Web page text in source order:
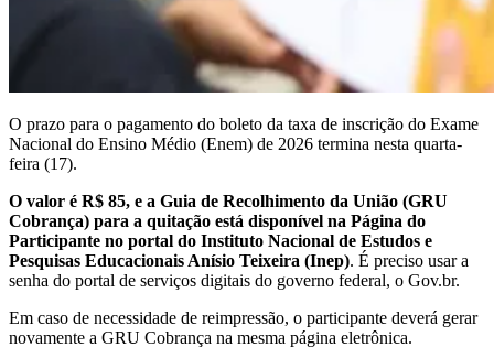
O prazo para o pagamento do boleto da taxa de inscrição do Exame
Nacional do Ensino Médio (Enem) de 2026 termina nesta quarta-
feira (17).
O valor é R$ 85, e a Guia de Recolhimento da União (GRU
Cobrança) para a quitação está disponível na Página do
Participante no portal do Instituto Nacional de Estudos e
Pesquisas Educacionais Anísio Teixeira (Inep). É preciso usar a
senha do portal de serviços digitais do governo federal, o Gov.br.
Em caso de necessidade de reimpressão, o participante deverá gerar
novamente a GRU Cobrança na mesma página eletrônica.